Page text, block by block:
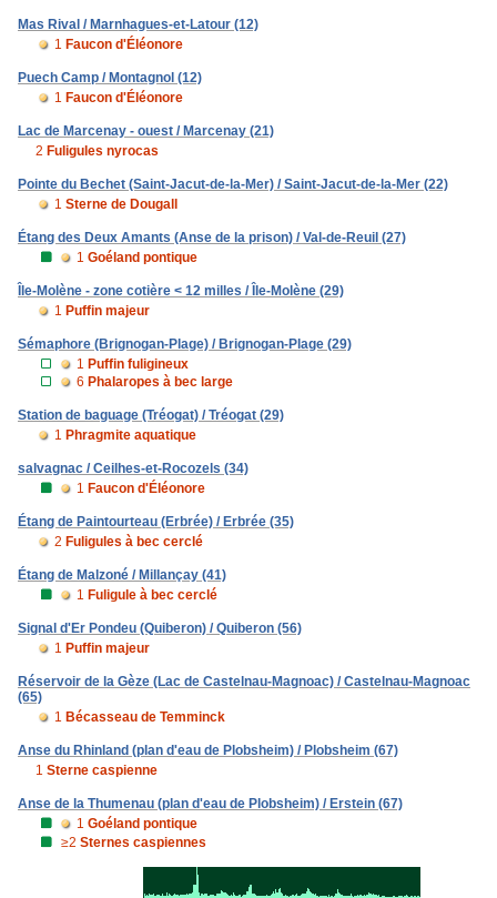
Mas Rival / Marnhagues-et-Latour (12)
1 Faucon d'Éléonore
Puech Camp / Montagnol (12)
1 Faucon d'Éléonore
Lac de Marcenay - ouest / Marcenay (21)
2 Fuligules nyrocas
Pointe du Bechet (Saint-Jacut-de-la-Mer) / Saint-Jacut-de-la-Mer (22)
1 Sterne de Dougall
Étang des Deux Amants (Anse de la prison) / Val-de-Reuil (27)
1 Goéland pontique
Île-Molène - zone cotière < 12 milles / Île-Molène (29)
1 Puffin majeur
Sémaphore (Brignogan-Plage) / Brignogan-Plage (29)
1 Puffin fuligineux
6 Phalaropes à bec large
Station de baguage (Tréogat) / Tréogat (29)
1 Phragmite aquatique
salvagnac / Ceilhes-et-Rocozels (34)
1 Faucon d'Éléonore
Étang de Paintourteau (Erbrée) / Erbrée (35)
2 Fuligules à bec cerclé
Étang de Malzoné / Millançay (41)
1 Fuligule à bec cerclé
Signal d'Er Pondeu (Quiberon) / Quiberon (56)
1 Puffin majeur
Réservoir de la Gèze (Lac de Castelnau-Magnoac) / Castelnau-Magnoac
(65)
1 Bécasseau de Temminck
Anse du Rhinland (plan d'eau de Plobsheim) / Plobsheim (67)
1 Sterne caspienne
Anse de la Thumenau (plan d'eau de Plobsheim) / Erstein (67)
1 Goéland pontique
≥2 Sternes caspiennes